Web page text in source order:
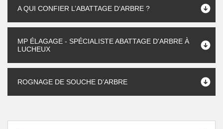
A QUI CONFIER L’ABATTAGE D‘ARBRE ?
MP ÉLAGAGE - SPÉCIALISTE ABATTAGE D'ARBRE À
LUCHEUX
ROGNAGE DE SOUCHE D’ARBRE